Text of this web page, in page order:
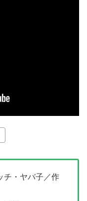
チ・ヤバ子／作